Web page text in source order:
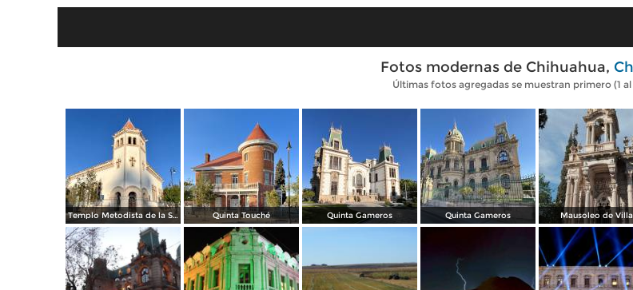
Fotos modernas de Chihuahua,
Últimas fotos agregadas se muestran primero (1 al
Templo Metodista de la Santísima Trinidad. Quinta Touché Quinta Gameros Quinta Gameros Mausoleo de Villa